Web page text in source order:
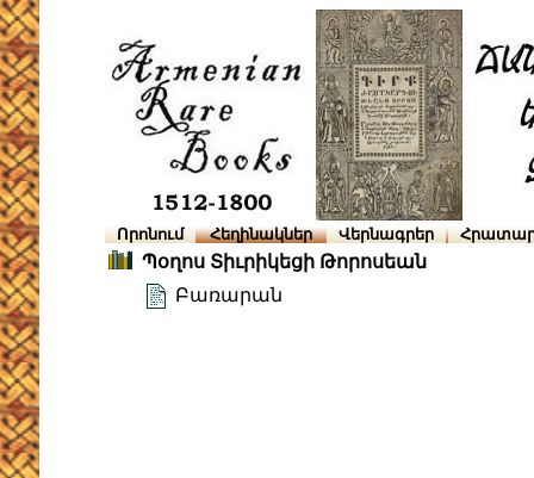
Որոնում Հեղինակներ Վերնագրեր
Պօղոս Տիւրիկեցի Թորոսեան
Բառարան